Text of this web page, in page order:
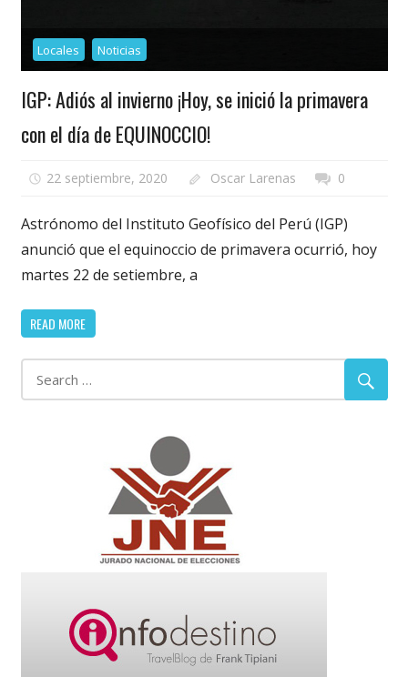
Locales Noticias
IGP: Adiós al invierno ¡Hoy, se inició la primavera
con el día de EQUINOCCIO!
22 septiembre, 2020 Oscar Larenas 0
Astrónomo del Instituto Geofísico del Perú (IGP)
anunció que el equinoccio de primavera ocurrió, hoy
martes 22 de setiembre, a
READ MORE